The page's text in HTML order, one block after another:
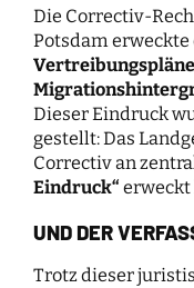
Die Correctiv-
Potsdam
Dieser Eindruck
gestellt: Das
Correctiv an
Eindruck“ erweckt
UND DER
Trotz dieser